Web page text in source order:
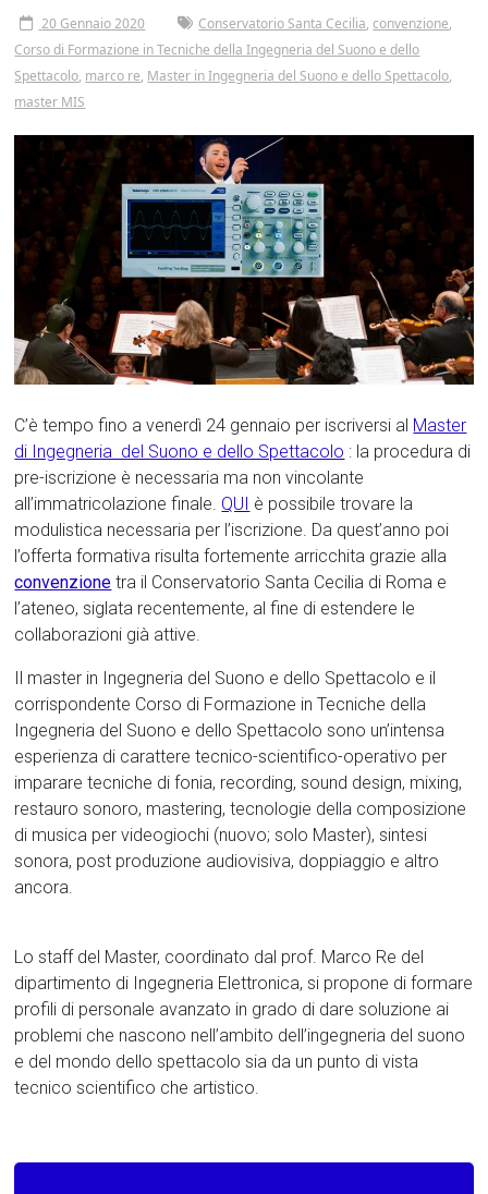
20 Gennaio 2020 Conservatorio Santa Cecilia,convenzione,
Corso di Formazione in Tecniche della Ingegneria del Suono e dello
Spettacolo, marco re, Master in Ingegneria del Suono e dello Spettacolo,
master MIS
C’è tempo fino a venerdì 24 gennaio per iscriversi al Master
di Ingegneria del Suono e dello Spettacolo : la procedura di
pre-iscrizione è necessaria ma non vincolante
all’immatricolazione finale. QUI è possibile trovare la
modulistica necessaria per l’iscrizione. Da quest’anno poi
l’offerta formativa risulta fortemente arricchita grazie alla
convenzione tra il Conservatorio Santa Cecilia di Roma e
l’ateneo, siglata recentemente, al fine di estendere le
collaborazioni già attive.
Il master in Ingegneria del Suono e dello Spettacolo e il
corrispondente Corso di Formazione in Tecniche della
Ingegneria del Suono e dello Spettacolo sono un’intensa
esperienza di carattere tecnico-scientifico-operativo per
imparare tecniche di fonia, recording, sound design, mixing,
restauro sonoro, mastering, tecnologie della composizione
di musica per videogiochi (nuovo; solo Master), sintesi
sonora, post produzione audiovisiva, doppiaggio e altro
ancora.
Lo staff del Master, coordinato dal prof. Marco Re del
dipartimento di Ingegneria Elettronica, si propone di formare
profili di personale avanzato in grado di dare soluzione ai
problemi che nascono nell’ambito dell’ingegneria del suono
e del mondo dello spettacolo sia da un punto di vista
tecnico scientifico che artistico.